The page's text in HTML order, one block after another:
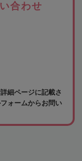
合わせ
細ページに記載さ
ォームからお問い